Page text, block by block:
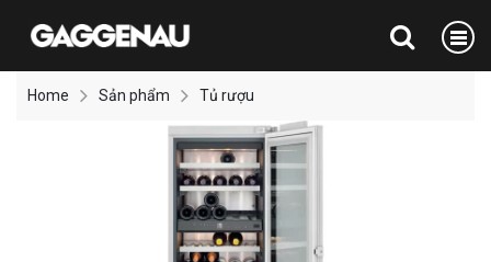
Home Sản phẩm Tủ rượu